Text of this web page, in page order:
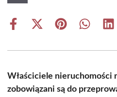
Share
Share
(Twitter)
Share Share
Właściciele nieruchomości
zobowiązani są do